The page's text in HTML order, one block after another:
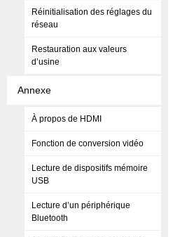
Réinitialisation des réglages du
réseau
Restauration aux valeurs
d’usine
Annexe
À propos de HDMI
Fonction de conversion vidéo
Lecture de dispositifs mémoire
USB
Lecture d’un périphérique
Bluetooth